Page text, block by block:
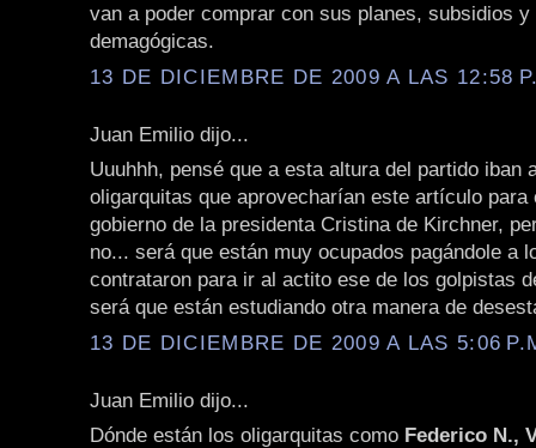
van a poder comprar con sus planes, subsidios y
demagógicas.
13 DE DICIEMBRE DE 2009 A LAS 12:58
Juan Emilio dijo...
Uuuhhh, pensé que a esta altura del partido iban
oligarquitas que aprovecharían este artículo para
gobierno de la presidenta Cristina de Kirchner,
no... será que están muy ocupados pagándole a
contrataron para ir al actito ese de los golpistas
será que están estudiando otra manera de
13 DE DICIEMBRE DE 2009 A LAS 5:06
Juan Emilio dijo...
Dónde están los oligarquitas como Federico N.,